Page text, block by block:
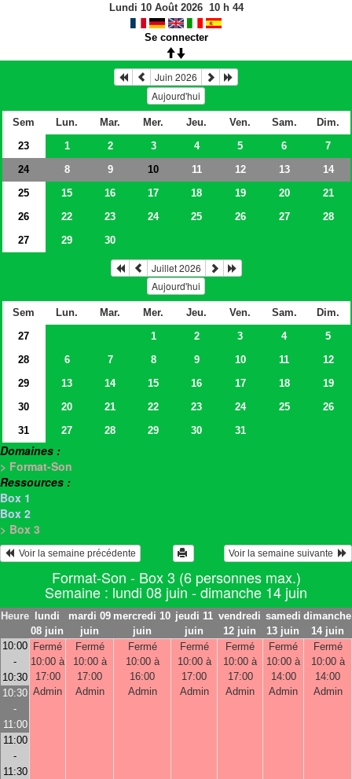
Lundi 10 Août 2026 10h 44
Se connecter
Juin 2026
Aujourd'hui
Sem Lun. Mar. Mer. Jeu. Ven. Sam.
Dim.
23
1 2 3 4 5 6
7
24
8 9 10 11 12 13
14
25
15 16 17 18 19 20
21
26
22 23 24 25 26 27
28
27
29 30
Juillet 2026
Aujourd'hui
Sem Lun. Mar. Mer. Jeu. Ven. Sam.
Dim.
27
1 2 3 4
5
28
6 7 8 9 10 11
12
29
13 14 15 16 17 18
19
30
20 21 22 23 24 25
26
31
27 28 29 30 31
Domaines :
> Format-Son
Ressources :
Box 1
Box 2
> Box 3
  Voir la semaine précédente
Voir la semaine suivante
Format-Son - Box 3 (6 personnes max.)
Semaine : lundi 08 juin - dimanche 14 juin
Heure
lundi
08 juin
mardi 09
juin
mercredi 10
juin
jeudi 11
juin
vendredi
12 juin
samedi
13 juin
dimanche
14 juin
10:00
-
10:30
Fermé
10:00 à
17:00
Admin
Fermé
10:00 à
17:00
Admin
Fermé
10:00 à
16:00
Admin
Fermé
10:00 à
17:00
Admin
Fermé
10:00 à
17:00
Admin
Fermé
10:00 à
14:00
Admin
Fermé
10:00 à
14:00
Admin
10:30
-
11:00
11:00
-
11:30